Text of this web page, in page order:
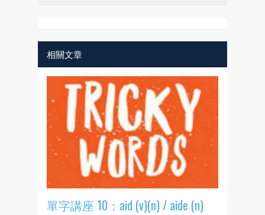
相關文章
單字講座 10：aid (v)(n) / aide (n)